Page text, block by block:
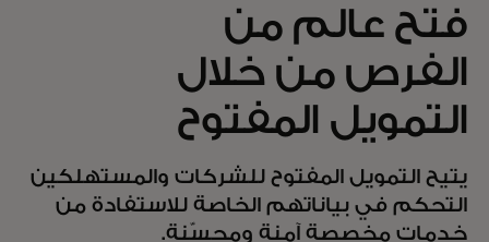
فتح عالم من
الفرص من خلال
التمويل المفتوح
يتيح التمويل المفتوح للشركات والمستهلكين
التحكم في بياناتهم الخاصة للاستفادة من
خدمات مخصصة آمنة ومحسّنة.